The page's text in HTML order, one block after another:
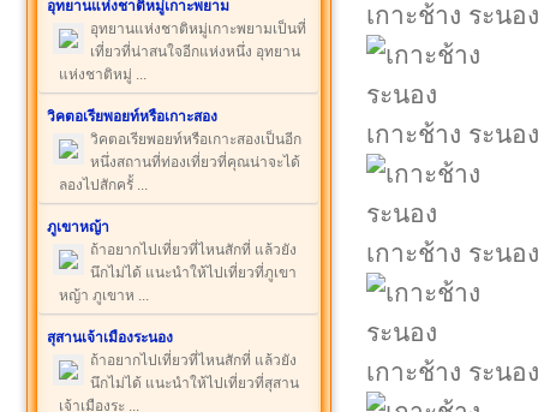
อุทยานแห่งชาติหมู่เกาะพยาม
อุทยานแห่งชาติหมู่เกาะพยามเป็นที่
เที่ยวที่น่าสนใจอีกแห่งหนึ่ง อุทยาน
แห่งชาติหมู่ ...
วิคตอเรียพอยท์หรือเกาะสอง
วิคตอเรียพอยท์หรือเกาะสองเป็นอีก
หนึ่งสถานที่ท่องเที่ยวที่คุณน่าจะได้
ลองไปสักครั้ ...
ภูเขาหญ้า
ถ้าอยากไปเที่ยวที่ไหนสักที่ แล้วยัง
นึกไม่ได้ แนะนำให้ไปเที่ยวที่ภูเขา
หญ้า ภูเขาห ...
สุสานเจ้าเมืองระนอง
ถ้าอยากไปเที่ยวที่ไหนสักที่ แล้วยัง
นึกไม่ได้ แนะนำให้ไปเที่ยวที่สุสาน
เจ้าเมืองระ ...
เกาะช้าง ระนอง
เกาะช้าง ระนอง
เกาะช้าง ระนอง
เกาะช้าง ระนอง